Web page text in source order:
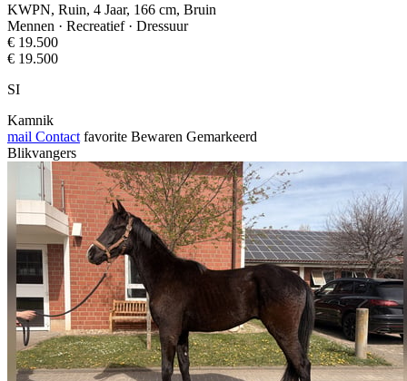
KWPN, Ruin, 4 Jaar, 166 cm, Bruin
Mennen · Recreatief · Dressuur
€ 19.500
€ 19.500
SI
Kamnik
mail Contact favorite Bewaren Gemarkeerd
Blikvangers